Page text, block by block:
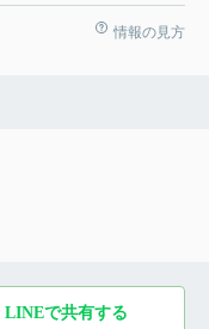
情報の見方
LINEで共有する